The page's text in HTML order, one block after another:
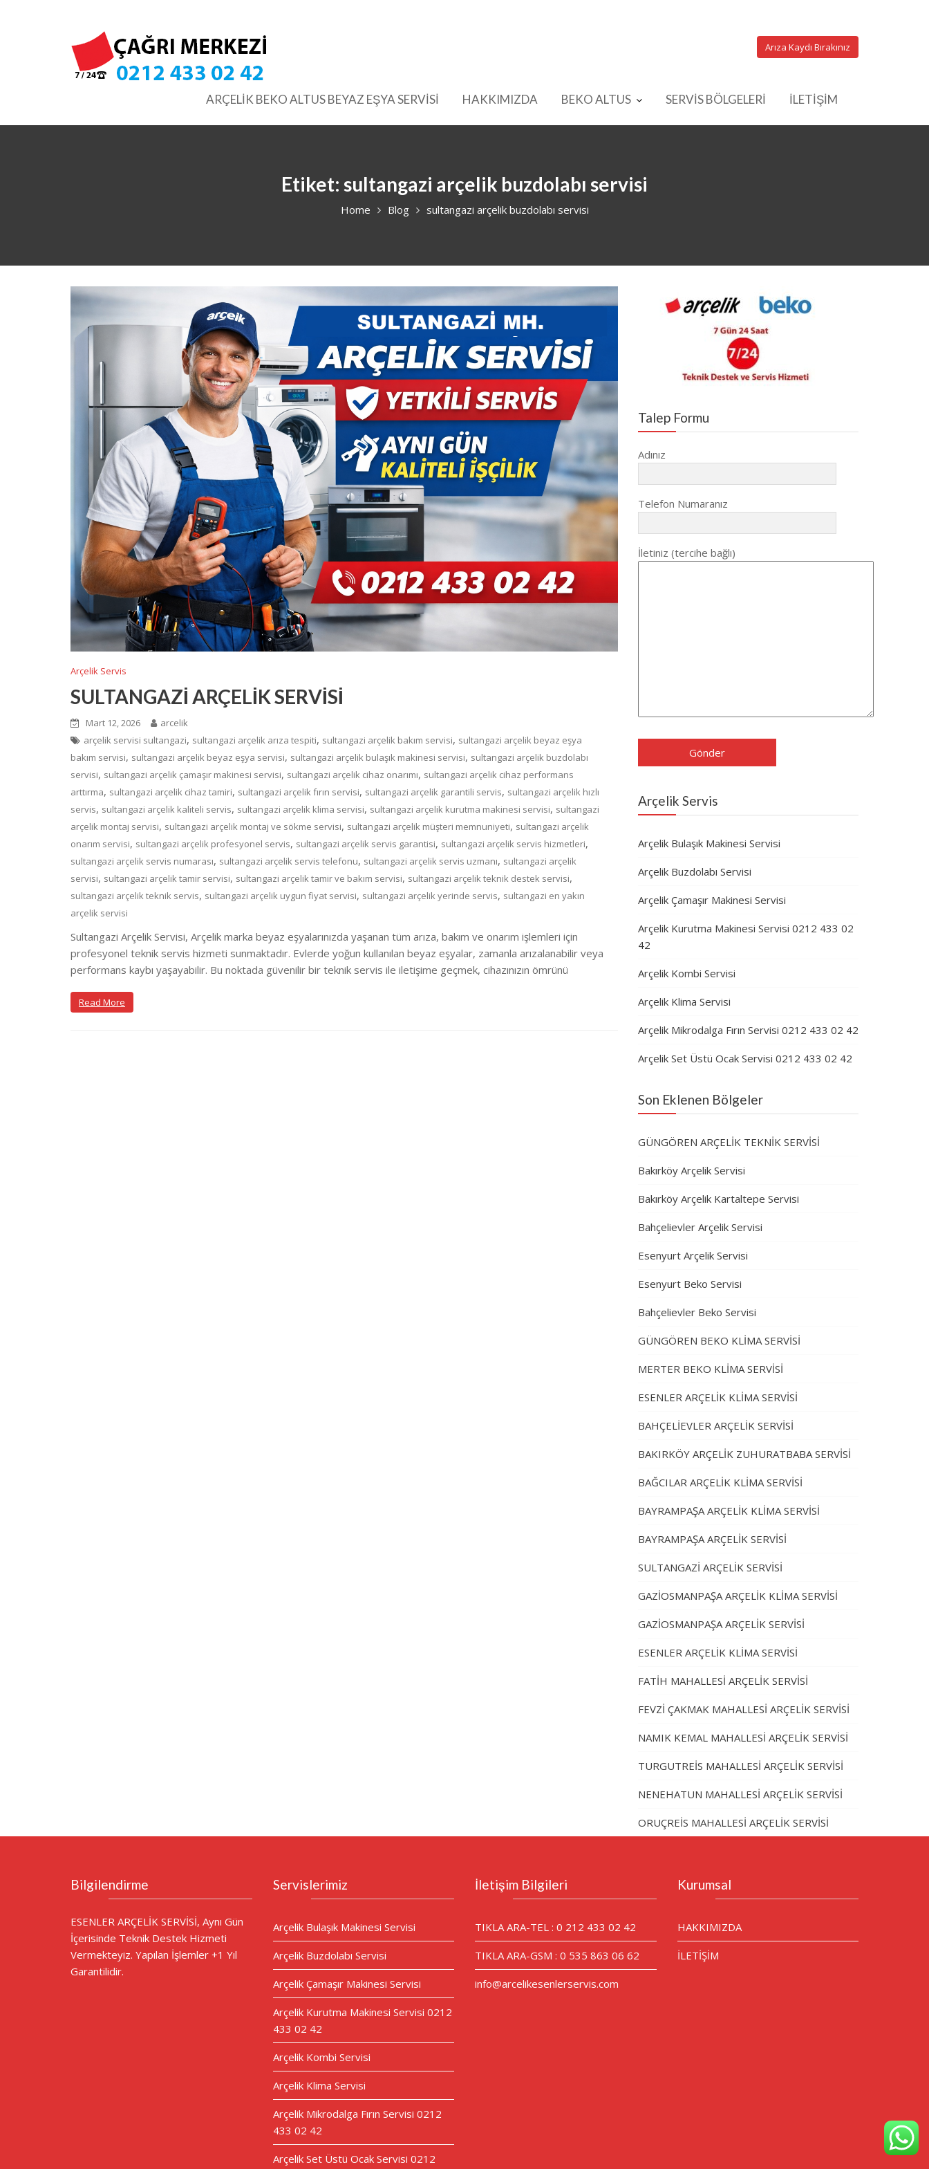
Arıza Kaydı Bırakınız
ARÇELİK BEKO ALTUS BEYAZ EŞYA SERVİSİ HAKKIMIZDA BEKO ALTUS SERVİS BÖLGELERİ İLETİŞİM
Etiket: sultangazi arçelik buzdolabı servisi
Home Blog sultangazi arçelik buzdolabı servisi
Arçelik Servis
SULTANGAZİ ARÇELİK SERVİSİ
Mart 12, 2026
arcelik
arçelik servisi sultangazi, sultangazi arçelik arıza tespiti, sultangazi arçelik bakım servisi, sultangazi arçelik beyaz eşya
bakım servisi, sultangazi arçelik beyaz eşya servisi, sultangazi arçelik bulaşık makinesi servisi, sultangazi arçelik buzdolabı
servisi, sultangazi arçelik çamaşır makinesi servisi, sultangazi arçelik cihaz onarımı, sultangazi arçelik cihaz performans
arttırma, sultangazi arçelik cihaz tamiri, sultangazi arçelik fırın servisi, sultangazi arçelik garantili servis, sultangazi arçelik hızlı
servis, sultangazi arçelik kaliteli servis, sultangazi arçelik klima servisi, sultangazi arçelik kurutma makinesi servisi, sultangazi
arçelik montaj servisi, sultangazi arçelik montaj ve sökme servisi, sultangazi arçelik müşteri memnuniyeti, sultangazi arçelik
onarım servisi, sultangazi arçelik profesyonel servis, sultangazi arçelik servis garantisi, sultangazi arçelik servis hizmetleri,
sultangazi arçelik servis numarası, sultangazi arçelik servis telefonu, sultangazi arçelik servis uzmanı, sultangazi arçelik
servisi, sultangazi arçelik tamir servisi, sultangazi arçelik tamir ve bakım servisi, sultangazi arçelik teknik destek servisi,
sultangazi arçelik teknik servis, sultangazi arçelik uygun fiyat servisi, sultangazi arçelik yerinde servis, sultangazi en yakın
arçelik servisi
Sultangazi Arçelik Servisi, Arçelik marka beyaz eşyalarınızda yaşanan tüm arıza, bakım ve onarım işlemleri için
profesyonel teknik servis hizmeti sunmaktadır. Evlerde yoğun kullanılan beyaz eşyalar, zamanla arızalanabilir veya
performans kaybı yaşayabilir. Bu noktada güvenilir bir teknik servis ile iletişime geçmek, cihazınızın ömrünü
Read More
Talep Formu
Adınız
Telefon Numaranız
İletiniz (tercihe bağlı)
Arçelik Servis
Arçelik Bulaşık Makinesi Servisi
Arçelik Buzdolabı Servisi
Arçelik Çamaşır Makinesi Servisi
Arçelik Kurutma Makinesi Servisi 0212 433 02
42
Arçelik Kombi Servisi
Arçelik Klima Servisi
Arçelik Mikrodalga Fırın Servisi 0212 433 02 42
Arçelik Set Üstü Ocak Servisi 0212 433 02 42
Son Eklenen Bölgeler
GÜNGÖREN ARÇELİK TEKNİK SERVİSİ
Bakırköy Arçelik Servisi
Bakırköy Arçelik Kartaltepe Servisi
Bahçelievler Arçelik Servisi
Esenyurt Arçelik Servisi
Esenyurt Beko Servisi
Bahçelievler Beko Servisi
GÜNGÖREN BEKO KLİMA SERVİSİ
MERTER BEKO KLİMA SERVİSİ
ESENLER ARÇELİK KLİMA SERVİSİ
BAHÇELİEVLER ARÇELİK SERVİSİ
BAKIRKÖY ARÇELİK ZUHURATBABA SERVİSİ
BAĞCILAR ARÇELİK KLİMA SERVİSİ
BAYRAMPAŞA ARÇELİK KLİMA SERVİSİ
BAYRAMPAŞA ARÇELİK SERVİSİ
SULTANGAZİ ARÇELİK SERVİSİ
GAZİOSMANPAŞA ARÇELİK KLİMA SERVİSİ
GAZİOSMANPAŞA ARÇELİK SERVİSİ
ESENLER ARÇELİK KLİMA SERVİSİ
FATİH MAHALLESİ ARÇELİK SERVİSİ
FEVZİ ÇAKMAK MAHALLESİ ARÇELİK SERVİSİ
NAMIK KEMAL MAHALLESİ ARÇELİK SERVİSİ
TURGUTREİS MAHALLESİ ARÇELİK SERVİSİ
NENEHATUN MAHALLESİ ARÇELİK SERVİSİ
ORUÇREİS MAHALLESİ ARÇELİK SERVİSİ
Bilgilendirme
ESENLER ARÇELİK SERVİSİ, Aynı Gün
İçerisinde Teknik Destek Hizmeti
Vermekteyiz. Yapılan İşlemler +1 Yıl
Garantilidir.
Servislerimiz
Arçelik Bulaşık Makinesi Servisi
Arçelik Buzdolabı Servisi
Arçelik Çamaşır Makinesi Servisi
Arçelik Kurutma Makinesi Servisi 0212
433 02 42
Arçelik Kombi Servisi
Arçelik Klima Servisi
Arçelik Mikrodalga Fırın Servisi 0212
433 02 42
Arçelik Set Üstü Ocak Servisi 0212
İletişim Bilgileri
TIKLA ARA-TEL : 0 212 433 02 42
TIKLA ARA-GSM : 0 535 863 06 62
info@arcelikesenlerservis.com
Kurumsal
HAKKIMIZDA
İLETİŞİM